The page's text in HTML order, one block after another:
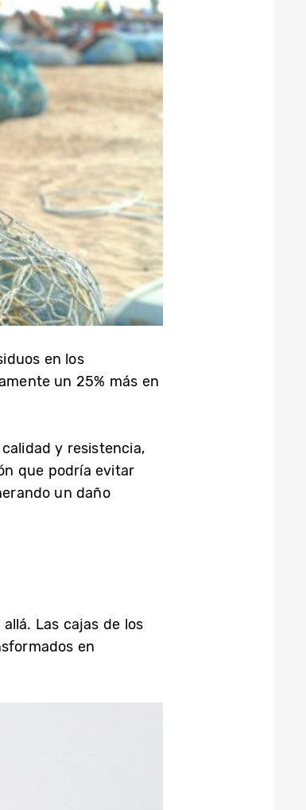
en los
un 25% más en
y resistencia,
que podría evitar
un daño
Las cajas de los
en